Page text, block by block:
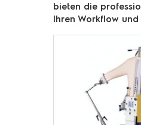
bieten die
Ihren Workflow